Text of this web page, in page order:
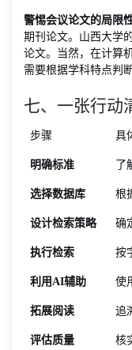
警惕会议论文的局限性
期刊论文。山西大学
论文。当然，在计算
需要根据学科特点判断
七、一张行动
步骤 具
明确标准
选择数据库 根
设计检索策略 确
执行检索 按
利用AI辅助 使
拓展阅读 追
评估质量 核